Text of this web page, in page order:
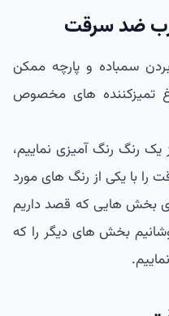
ضد سرقت
سمباده و پارچه ممکن
تمیزکننده های مخصوص
یک رنگ رنگ آمیزی نماییم،
را با یکی از رنگ های مورد
بخش هایی که قصد داریم
بخش های دیگر را که